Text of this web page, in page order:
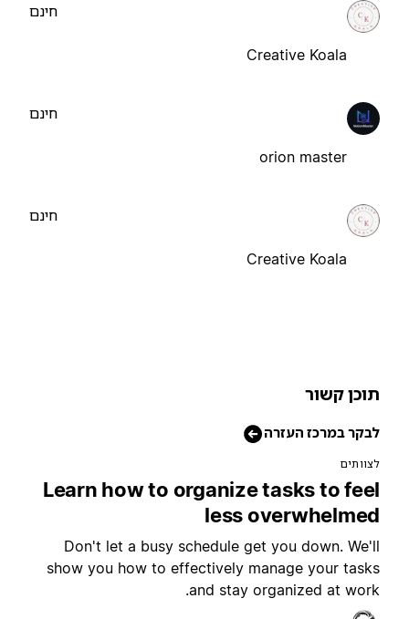
Creative Koala
orion master
Creative Koala
קשור
במרכז העזרה
Learn how to organize tasks to
less
Don't let a busy schedule get you down.
show you how to effectively manage your
and stay organized at